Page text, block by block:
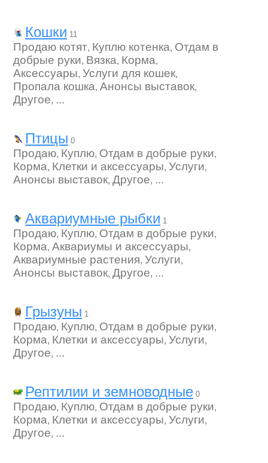
Кошки 11
Продаю котят, Куплю котенка, Отдам в
добрые руки, Вязка, Корма,
Аксессуары, Услуги для кошек,
Пропала кошка, Анонсы выставок,
Другое, ...
Птицы 0
Продаю, Куплю, Отдам в добрые руки,
Корма, Клетки и аксессуары, Услуги,
Анонсы выставок, Другое, ...
Аквариумные рыбки 1
Продаю, Куплю, Отдам в добрые руки,
Корма, Аквариумы и аксессуары,
Аквариумные растения, Услуги,
Анонсы выставок, Другое, ...
Грызуны 1
Продаю, Куплю, Отдам в добрые руки,
Корма, Клетки и аксессуары, Услуги,
Другое, ...
Рептилии и земноводные 0
Продаю, Куплю, Отдам в добрые руки,
Корма, Клетки и аксессуары, Услуги,
Другое, ...